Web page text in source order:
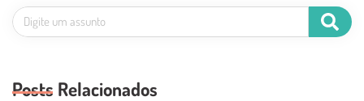
Posts Relacionados